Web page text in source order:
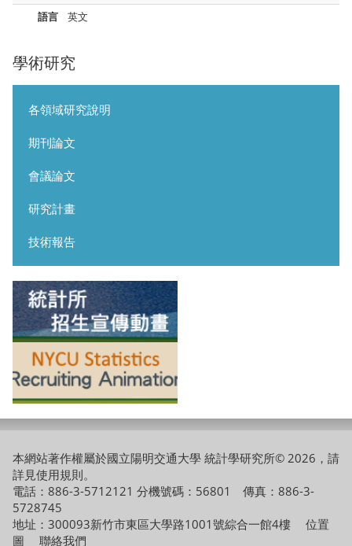
學術研究
各領域研究說明
期刊論文
會議論文
研究計畫
技術報告
語言 英文
本網站著作權屬於國立陽明交通大學 統計學研究所© 2026，請
詳見使用規則。
電話：886-3-5712121 分機號碼：56801 傳真：886-3-
5728745
地址：300093新竹市東區大學路1001號綜合一館4樓 位置
圖
聯絡我們